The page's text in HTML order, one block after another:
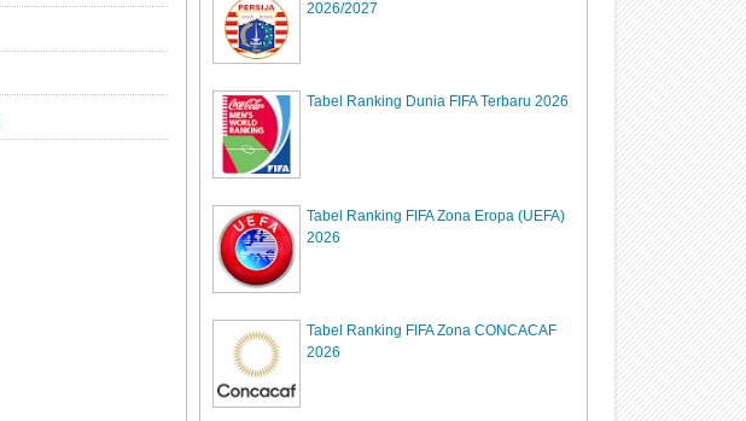
2026/2027
Tabel Ranking Dunia FIFA Terbaru 2026
Tabel Ranking FIFA Zona Eropa (UEFA)
2026
Tabel Ranking FIFA Zona CONCACAF
2026